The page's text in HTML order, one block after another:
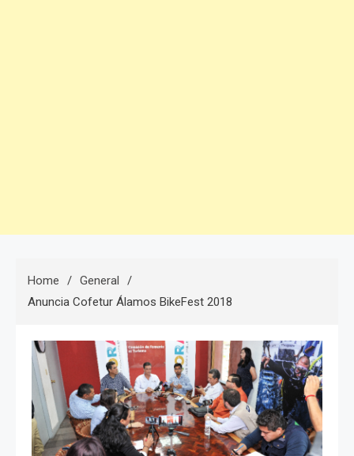
Home
General
Anuncia Cofetur Álamos BikeFest 2018